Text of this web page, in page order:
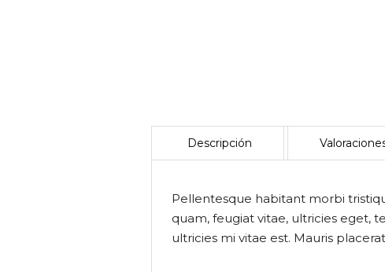
Pellentesque habitant morbi
quam, feugiat vitae, ultricies eget,
ultricies mi vitae est. Mauris